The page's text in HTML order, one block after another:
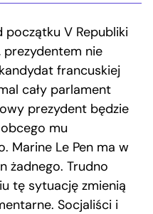
V Republiki
prezydentem nie
francuskiej
cały parlament
prezydent będzie
mu
Marine Le Pen ma w
żadnego. Trudno
tę sytuację zmienią
Socjaliści i